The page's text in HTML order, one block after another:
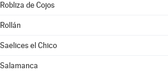
Robliza de Cojos
Rollán
Saelices el Chico
Salamanca